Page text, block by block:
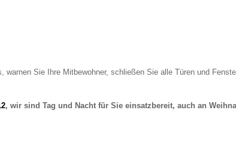
Sie Ihre Mitbewohner, schließen Sie alle Türen und
, wir sind Tag und Nacht für Sie einsatzbereit, auch an